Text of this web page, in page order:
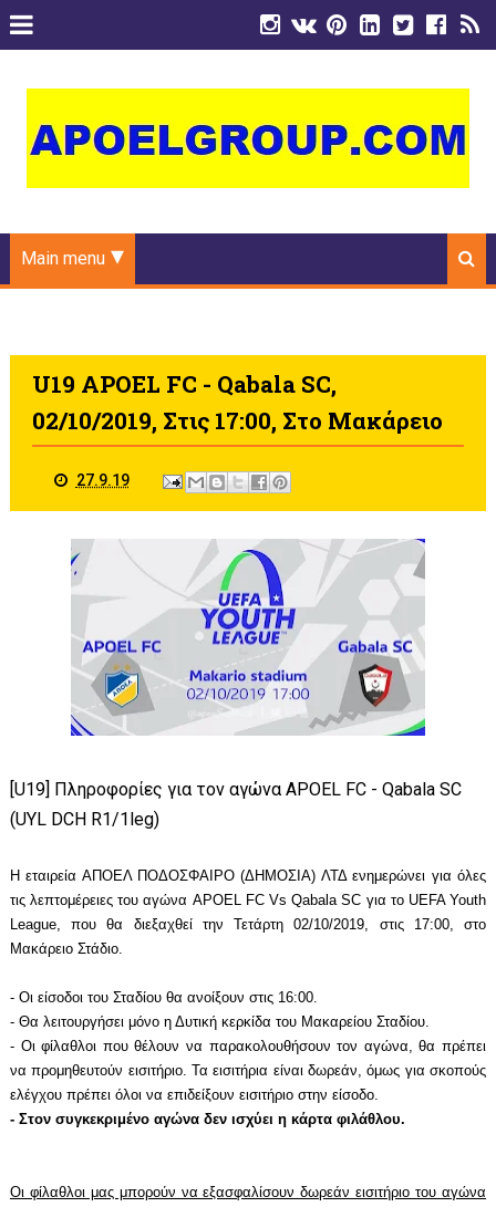
Main menu
U19 APOEL FC - Qabala SC,
02/10/2019, Στις 17:00, Στο Μακάρειο
27.9.19
[U19] Πληροφορίες για τον αγώνα APOEL FC - Qabala SC
(UYL DCH R1/1leg)
Η εταιρεία ΑΠΟΕΛ ΠΟΔΟΣΦΑΙΡΟ (ΔΗΜΟΣΙΑ) ΛΤΔ ενημερώνει για όλες
τις λεπτομέρειες του αγώνα APOEL FC Vs Qabala SC για το UEFA Youth
League, που θα διεξαχθεί την Τετάρτη 02/10/2019, στις 17:00, στο
Μακάρειο Στάδιο.
- Οι είσοδοι του Σταδίου θα ανοίξουν στις 16:00.
- Θα λειτουργήσει μόνο η Δυτική κερκίδα του Μακαρείου Σταδίου.
- Οι φίλαθλοι που θέλουν να παρακολουθήσουν τον αγώνα, θα πρέπει
να προμηθευτούν εισιτήριο. Τα εισιτήρια είναι δωρεάν, όμως για σκοπούς
ελέγχου πρέπει όλοι να επιδείξουν εισιτήριο στην είσοδο.
- Στον συγκεκριμένο αγώνα δεν ισχύει η κάρτα φιλάθλου.
Οι φίλαθλοι μας μπορούν να εξασφαλίσουν δωρεάν εισιτήριο του αγώνα